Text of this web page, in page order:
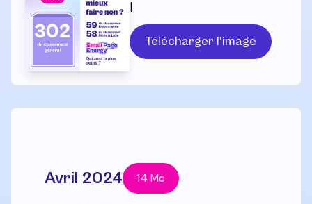
!
Télécharger l'image
Avril 2024 14 Mo